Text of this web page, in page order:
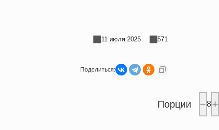
11 июля 2025 571
Поделиться:
Порции 8